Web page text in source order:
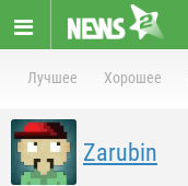
Лучшее Хорошее
Zarubin